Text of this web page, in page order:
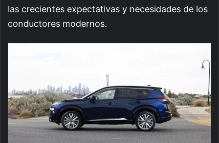
las crecientes expectativas y necesidades de los
conductores modernos.